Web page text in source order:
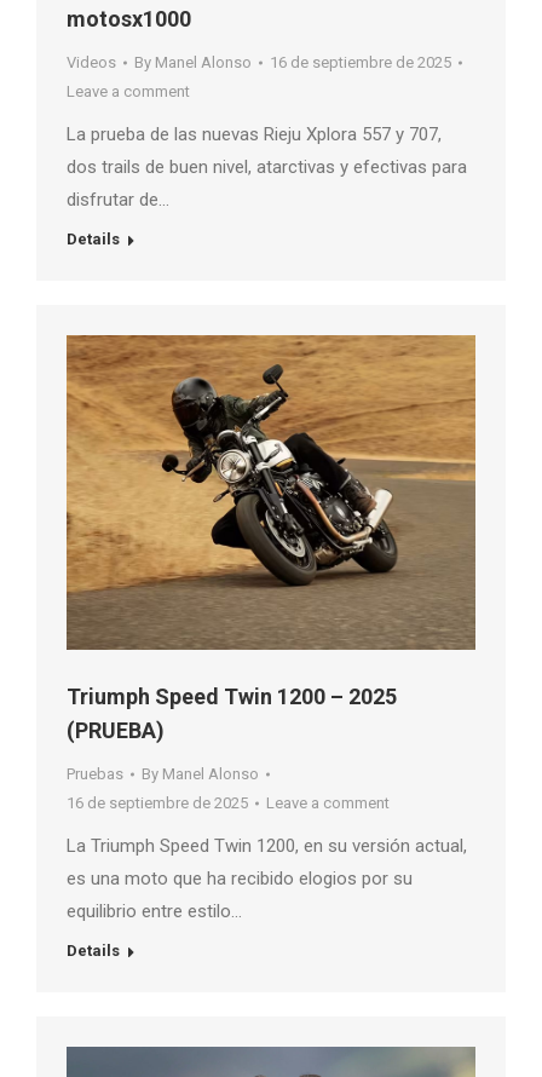
motosx1000
Videos By Manel Alonso
16 de septiembre de 2025
Leave a comment
La prueba de las nuevas Rieju Xplora 557 y 707,
dos trails de buen nivel, atarctivas y efectivas para
disfrutar de…
Details
Triumph Speed Twin 1200 – 2025
(PRUEBA)
Pruebas By Manel Alonso
16 de septiembre de 2025
Leave a comment
La Triumph Speed Twin 1200, en su versión actual,
es una moto que ha recibido elogios por su
equilibrio entre estilo…
Details